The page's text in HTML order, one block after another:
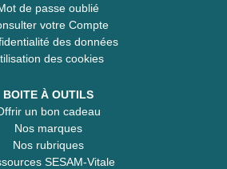
de passe oublié
votre Compte
des données
des cookies
BOITE À OUTILS
un bon cadeau
Nos marques
Nos rubriques
SESAM-Vitale